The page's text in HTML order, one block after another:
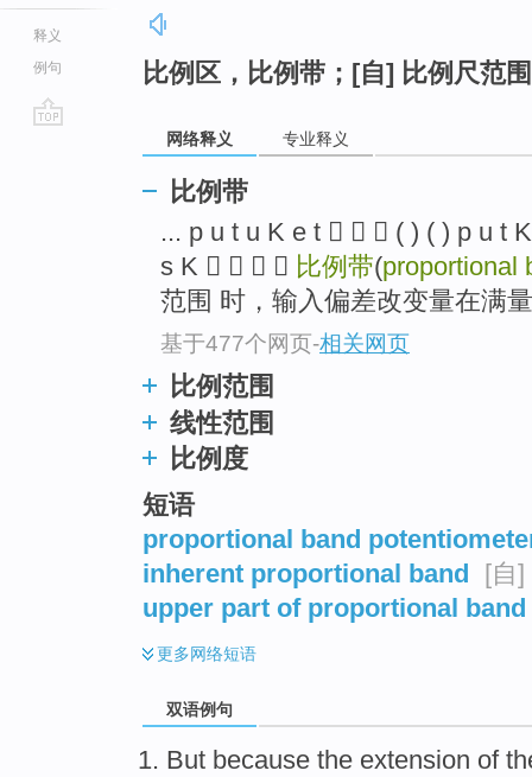
释义
例句
比例区，比例带；[自] 比例尺范围
网络释义 专业释义
比例带
... p u t u K e t    ( ) ( ) p u t
s K     比例带(proportional
范围 时，输入偏差改变量在满
基于477个网页-相关网页
比例范围
线性范围
比例度
短语
proportional band
inherent proportional band [自]
upper part of proportional band
更多网络短语
双语例句
But because the extension of